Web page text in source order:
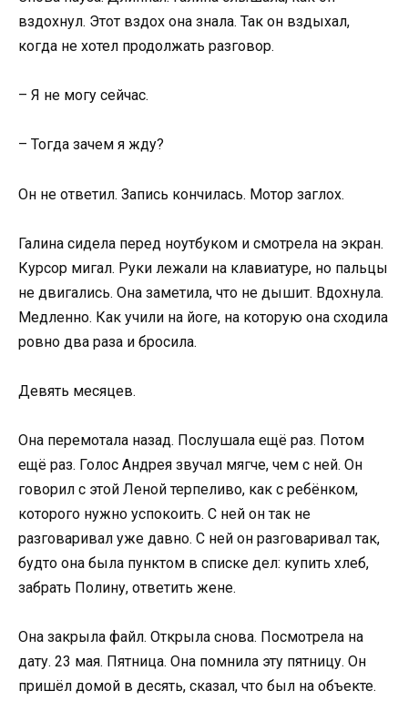
вздохнул. Этот вздох она знала. Так он вздыхал,
когда не хотел продолжать разговор.
– Я не могу сейчас.
– Тогда зачем я жду?
Он не ответил. Запись кончилась. Мотор заглох.
Галина сидела перед ноутбуком и смотрела на экран.
Курсор мигал. Руки лежали на клавиатуре, но пальцы
не двигались. Она заметила, что не дышит. Вдохнула.
Медленно. Как учили на йоге, на которую она сходила
ровно два раза и бросила.
Девять месяцев.
Она перемотала назад. Послушала ещё раз. Потом
ещё раз. Голос Андрея звучал мягче, чем с ней. Он
говорил с этой Леной терпеливо, как с ребёнком,
которого нужно успокоить. С ней он так не
разговаривал уже давно. С ней он разговаривал так,
будто она была пунктом в списке дел: купить хлеб,
забрать Полину, ответить жене.
Она закрыла файл. Открыла снова. Посмотрела на
дату. 23 мая. Пятница. Она помнила эту пятницу. Он
пришёл домой в десять, сказал, что был на объекте.